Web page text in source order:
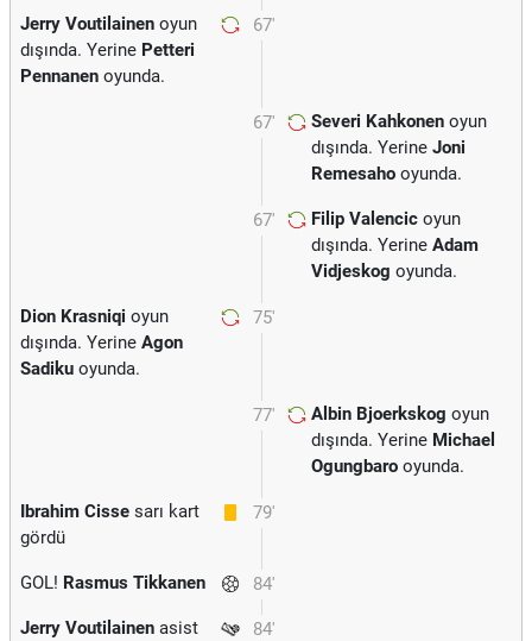
67'
Jerry Voutilainen oyun
dışında. Yerine Petteri
Pennanen oyunda.
67' Severi Kahkonen oyun
dışında. Yerine Joni
Remesaho oyunda.
67' Filip Valencic oyun
dışında. Yerine Adam
Vidjeskog oyunda.
75'
Dion Krasniqi oyun
dışında. Yerine Agon
Sadiku oyunda.
77' Albin Bjoerkskog oyun
dışında. Yerine Michael
Ogungbaro oyunda.
79'
Ibrahim Cisse sarı kart
gördü
84'
GOL! Rasmus Tikkanen
84'
Jerry Voutilainen asist